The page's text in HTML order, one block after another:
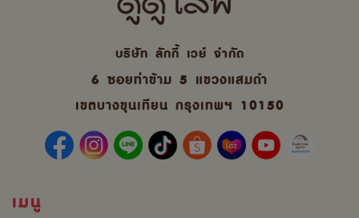
บริษัท ลักกี้ เวย์ จํากัด
6 ซอยท่าข้าม 5 แขวงแสมดำ
เขตบางขุนเทียน กรุงเทพฯ 10150
เมนู